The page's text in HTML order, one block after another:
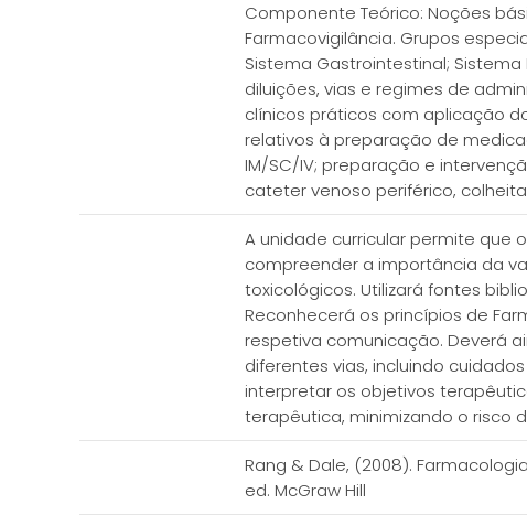
Componente Teórico: Noções
Farmacovigilância. Grupos
Sistema Gastrointestinal;
diluições, vias e regimes de
clínicos práticos com aplicação
relativos à preparação de
IM/SC/IV; preparação e
cateter venoso periférico,
A unidade curricular permite que
compreender a importância da
toxicológicos. Utilizará fontes
Reconhecerá os princípios de
respetiva comunicação. Deverá
diferentes vias, incluindo
interpretar os objetivos
terapêutica, minimizando o risco
Rang & Dale, (2008).
ed. McGraw Hill